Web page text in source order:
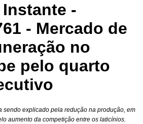
-
- Mercado de
no
pelo quarto
sendo explicado pela redução na produção, em
aumento da competição entre os laticínios.